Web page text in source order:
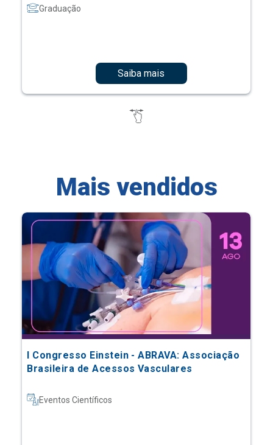
Graduação
Saiba mais
Mais vendidos
I Congresso Einstein - ABRAVA: Associação
Brasileira de Acessos Vasculares
Eventos Científicos